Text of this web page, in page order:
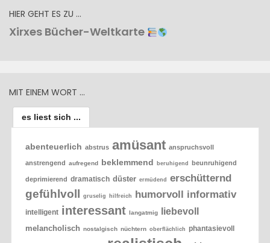
HIER GEHT ES ZU …
Xirxes Bücher-Weltkarte
MIT EINEM WORT …
es liest sich ...
abenteuerlich abstrus amüsant anspruchsvoll
anstrengend aufregend beklemmend beruhigend beunruhigend
deprimierend dramatisch düster ermüdend erschütternd
gefühlvoll gruselig hilfreich humorvoll informativ
intelligent interessant langatmig liebevoll
melancholisch nostalgisch nüchtern oberflächlich phantasievoll